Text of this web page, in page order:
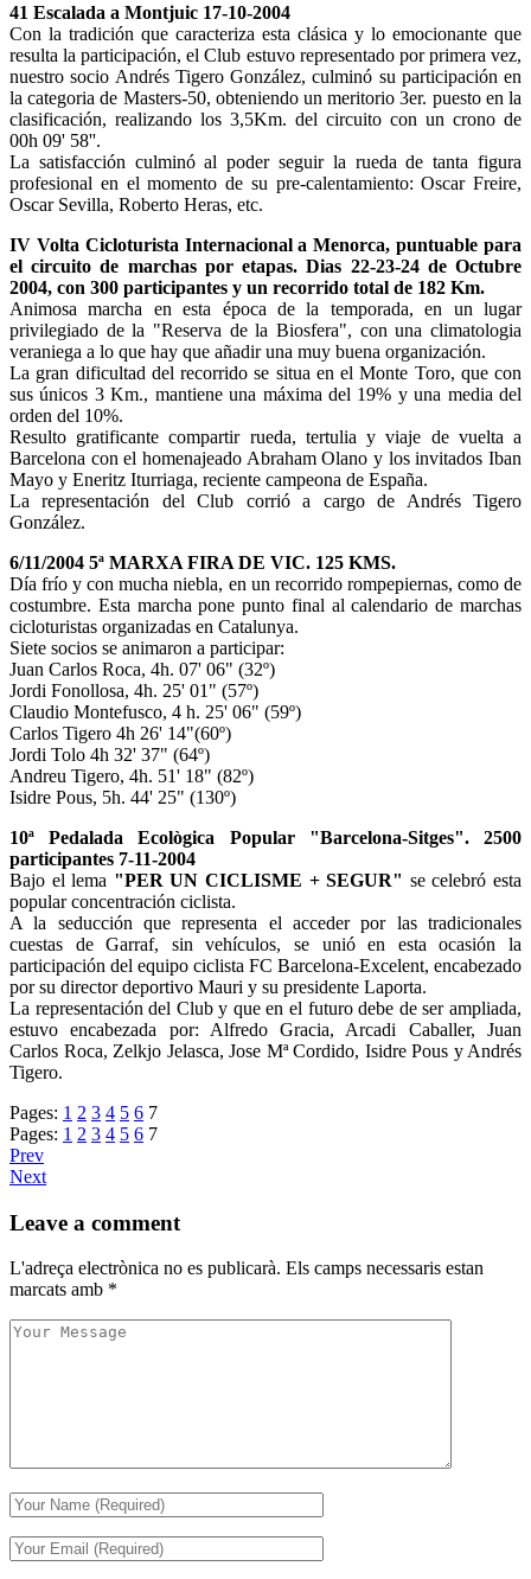
41 Escalada a Montjuic 17-10-2004
Con la tradición que caracteriza esta clásica y lo emocionante que
resulta la participación, el Club estuvo representado por primera vez,
nuestro socio Andrés Tigero González, culminó su participación en
la categoria de Masters-50, obteniendo un meritorio 3er. puesto en la
clasificación, realizando los 3,5Km. del circuito con un crono de
00h 09' 58''.
La satisfacción culminó al poder seguir la rueda de tanta figura
profesional en el momento de su pre-calentamiento: Oscar Freire,
Oscar Sevilla, Roberto Heras, etc.
IV Volta Cicloturista Internacional a Menorca, puntuable para
el circuito de marchas por etapas. Dias 22-23-24 de Octubre
2004, con 300 participantes y un recorrido total de 182 Km.
Animosa marcha en esta época de la temporada, en un lugar
privilegiado de la "Reserva de la Biosfera", con una climatologia
veraniega a lo que hay que añadir una muy buena organización.
La gran dificultad del recorrido se situa en el Monte Toro, que con
sus únicos 3 Km., mantiene una máxima del 19% y una media del
orden del 10%.
Resulto gratificante compartir rueda, tertulia y viaje de vuelta a
Barcelona con el homenajeado Abraham Olano y los invitados Iban
Mayo y Eneritz Iturriaga, reciente campeona de España.
La representación del Club corrió a cargo de Andrés Tigero
González.
6/11/2004 5ª MARXA FIRA DE VIC. 125 KMS.
Día frío y con mucha niebla, en un recorrido rompepiernas, como de
costumbre. Esta marcha pone punto final al calendario de marchas
cicloturistas organizadas en Catalunya.
Siete socios se animaron a participar:
Juan Carlos Roca, 4h. 07' 06" (32º)
Jordi Fonollosa, 4h. 25' 01" (57º)
Claudio Montefusco, 4 h. 25' 06" (59º)
Carlos Tigero 4h 26' 14"(60º)
Jordi Tolo 4h 32' 37" (64º)
Andreu Tigero, 4h. 51' 18" (82º)
Isidre Pous, 5h. 44' 25" (130º)
10ª Pedalada Ecològica Popular "Barcelona-Sitges". 2500
participantes 7-11-2004
Bajo el lema "PER UN CICLISME + SEGUR" se celebró esta
popular concentración ciclista.
A la seducción que representa el acceder por las tradicionales
cuestas de Garraf, sin vehículos, se unió en esta ocasión la
participación del equipo ciclista FC Barcelona-Excelent, encabezado
por su director deportivo Mauri y su presidente Laporta.
La representación del Club y que en el futuro debe de ser ampliada,
estuvo encabezada por: Alfredo Gracia, Arcadi Caballer, Juan
Carlos Roca, Zelkjo Jelasca, Jose Mª Cordido, Isidre Pous y Andrés
Tigero.
Pages: 1 2 3 4 5 6 7
Pages: 1 2 3 4 5 6 7
Prev
Next
Leave a comment
L'adreça electrònica no es publicarà. Els camps necessaris estan
marcats amb *